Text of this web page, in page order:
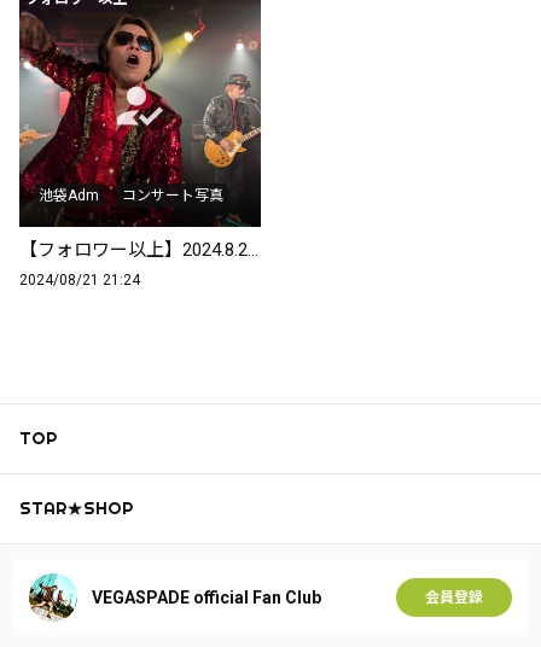
池袋Adm コンサート写真
【フォロワー以上】2024.8.20池袋Adm コンサート写真
2024/08/21 21:24
TOP
STAR★SHOP
VEGASPADE official Fan Club 会員登録